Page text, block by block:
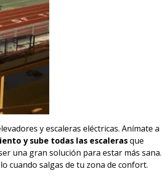
y escaleras eléctricas. Anímate a
y sube todas las escalerasque
una gran solución para estar más sana.
cuando salgas de tu zona de confort.